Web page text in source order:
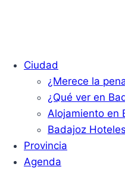
Ciudad
¿Merece la
¿Qué ver en
Alojamiento en
Badajoz Hoteles
Provincia
Agenda